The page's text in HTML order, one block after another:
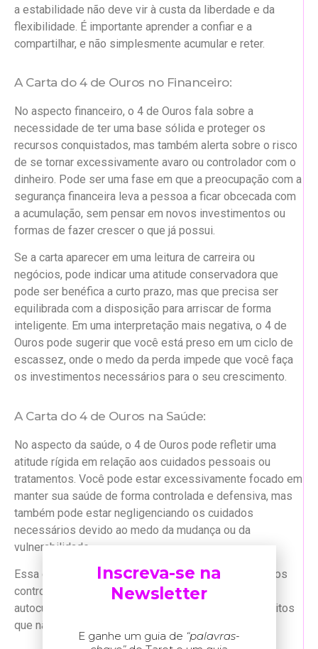
a estabilidade não deve vir à custa da liberdade e da
flexibilidade. É importante aprender a confiar e a
compartilhar, e não simplesmente acumular e reter.
A Carta do 4 de Ouros no Financeiro:
No aspecto financeiro, o 4 de Ouros fala sobre a
necessidade de ter uma base sólida e proteger os
recursos conquistados, mas também alerta sobre o risco
de se tornar excessivamente avaro ou controlador com o
dinheiro. Pode ser uma fase em que a preocupação com a
segurança financeira leva a pessoa a ficar obcecada com
a acumulação, sem pensar em novos investimentos ou
formas de fazer crescer o que já possui.
Se a carta aparecer em uma leitura de carreira ou
negócios, pode indicar uma atitude conservadora que
pode ser benéfica a curto prazo, mas que precisa ser
equilibrada com a disposição para arriscar de forma
inteligente. Em uma interpretação mais negativa, o 4 de
Ouros pode sugerir que você está preso em um ciclo de
escassez, onde o medo da perda impede que você faça
os investimentos necessários para o seu crescimento.
A Carta do 4 de Ouros na Saúde:
No aspecto da saúde, o 4 de Ouros pode refletir uma
atitude rígida em relação aos cuidados pessoais ou
tratamentos. Você pode estar excessivamente focado em
manter sua saúde de forma controlada e defensiva, mas
também pode estar negligenciando os cuidados
necessários devido ao medo da mudança ou da
vulnerabilidade.
Essa carta sugere a importância de abrir mão de certos
controles e permitir-se buscar novas formas de
autocuidado, sem ficar preso a rotinas rígidas ou hábitos
que não estão mais funcionando.
Inscreva-se na
Newsletter
E ganhe um guia de “palavras-